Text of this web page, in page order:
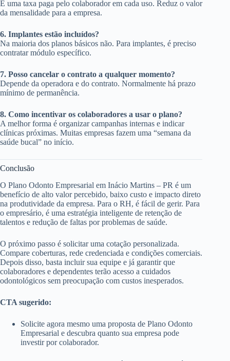
É uma taxa paga pelo colaborador em cada uso. Reduz o valor
da mensalidade para a empresa.
6. Implantes estão incluídos?
Na maioria dos planos básicos não. Para implantes, é preciso
contratar módulo específico.
7. Posso cancelar o contrato a qualquer momento?
Depende da operadora e do contrato. Normalmente há prazo
mínimo de permanência.
8. Como incentivar os colaboradores a usar o plano?
A melhor forma é organizar campanhas internas e indicar
clínicas próximas. Muitas empresas fazem uma “semana da
saúde bucal” no início.
Conclusão
O Plano Odonto Empresarial em Inácio Martins – PR é um
benefício de alto valor percebido, baixo custo e impacto direto
na produtividade da empresa. Para o RH, é fácil de gerir. Para
o empresário, é uma estratégia inteligente de retenção de
talentos e redução de faltas por problemas de saúde.
O próximo passo é solicitar uma cotação personalizada.
Compare coberturas, rede credenciada e condições comerciais.
Depois disso, basta incluir sua equipe e já garantir que
colaboradores e dependentes terão acesso a cuidados
odontológicos sem preocupação com custos inesperados.
CTA sugerido:
Solicite agora mesmo uma proposta de Plano Odonto
Empresarial e descubra quanto sua empresa pode
investir por colaborador.